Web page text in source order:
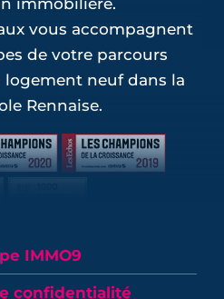
immobilière.
vous accompagnent
de votre parcours
neuf dans la
Rennaise.
IMMO9
confidentialité